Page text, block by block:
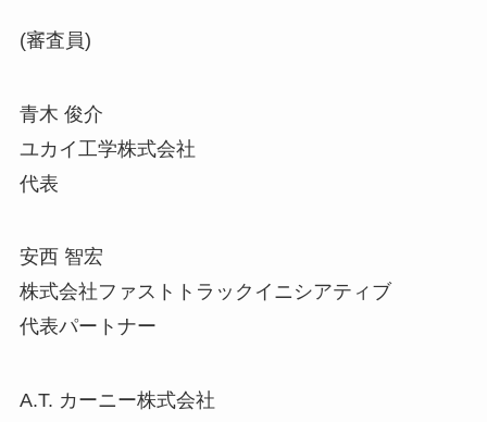
(審査員)
青木 俊介
ユカイ工学株式会社
代表
安西 智宏
株式会社ファストトラックイニシアティブ
代表パートナー
A.T. カーニー株式会社